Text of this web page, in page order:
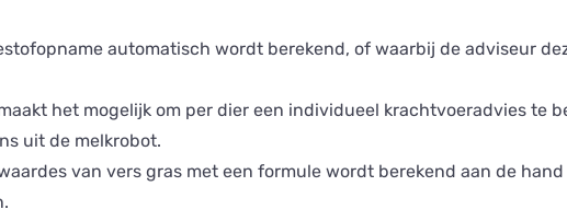
automatisch wordt berekend, of waarbij de adviseur
het mogelijk om per dier een individueel krachtvoeradvies te
uit de melkrobot.
van vers gras met een formule wordt berekend aan de